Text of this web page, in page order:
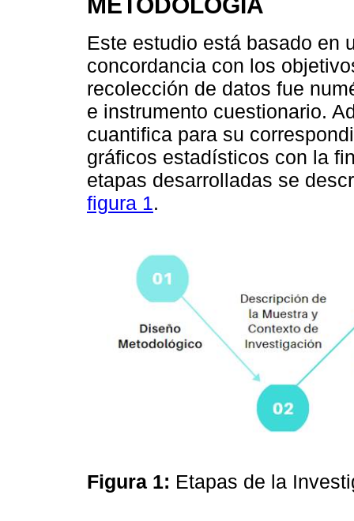
Este estudio está basado en
concordancia con los
recolección de datos fue
e instrumento cuestionario.
cuantifica para su
gráficos estadísticos con la
etapas desarrolladas se
figura 1.
Figura 1: Etapas de la